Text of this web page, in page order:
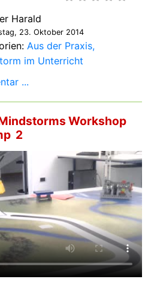
Harald
23. Oktober 2014
Aus der Praxis
im Unterricht
...
Workshop
2